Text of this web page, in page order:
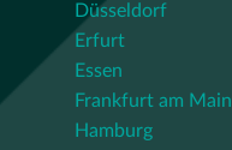
Düsseldorf
Erfurt
Essen
Frankfurt am Main
Hamburg